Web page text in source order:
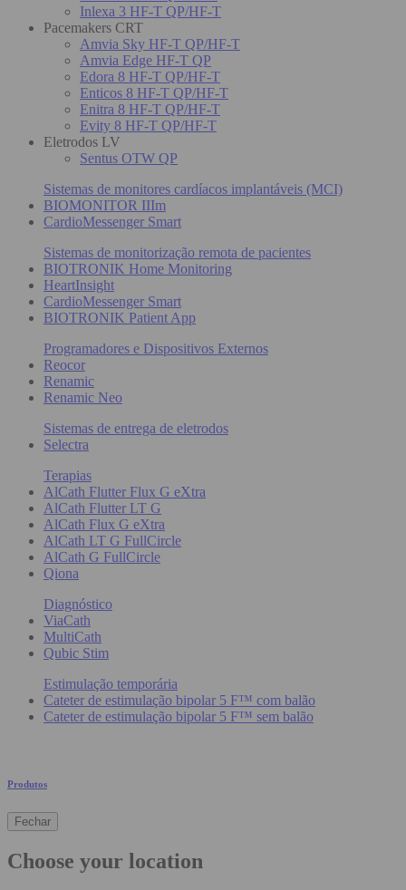
Inlexa 3 HF-T QP/HF-T
Pacemakers CRT
Amvia Sky HF-T QP/HF-T
Amvia Edge HF-T QP
Edora 8 HF-T QP/HF-T
Enticos 8 HF-T QP/HF-T
Enitra 8 HF-T QP/HF-T
Evity 8 HF-T QP/HF-T
Eletrodos LV
Sentus OTW QP
Sistemas de monitores cardíacos implantáveis (MCI)
BIOMONITOR IIIm
CardioMessenger Smart
Sistemas de monitorização remota de pacientes
BIOTRONIK Home Monitoring
HeartInsight
CardioMessenger Smart
BIOTRONIK Patient App
Programadores e Dispositivos Externos
Reocor
Renamic
Renamic Neo
Sistemas de entrega de eletrodos
Selectra
Terapias
AlCath Flutter Flux G eXtra
AlCath Flutter LT G
AlCath Flux G eXtra
AlCath LT G FullCircle
AlCath G FullCircle
Qiona
Diagnóstico
ViaCath
MultiCath
Qubic Stim
Estimulação temporária
Cateter de estimulação bipolar 5 F™ com balão
Cateter de estimulação bipolar 5 F™ sem balão
Produtos
Fechar
Choose your location